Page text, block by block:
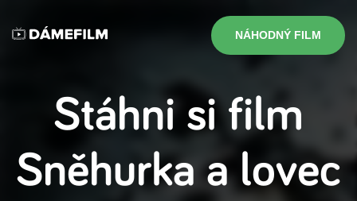
NÁHODNÝ FILM
Stáhni si film
Sněhurka a lovec